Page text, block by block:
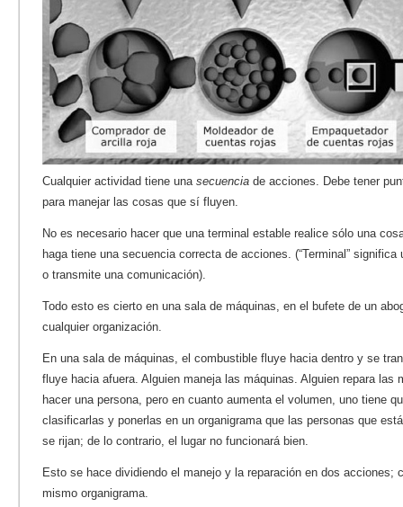
Cualquier actividad tiene una secuencia de acciones. Debe tener
para manejar las cosas que sí fluyen.
No es necesario hacer que una terminal estable realice sólo una
haga tiene una secuencia correcta de acciones. (“Terminal”
o transmite una comunicación).
Todo esto es cierto en una sala de máquinas, en el bufete de un
cualquier organización.
En una sala de máquinas, el combustible fluye hacia dentro y se
fluye hacia afuera. Alguien maneja las máquinas. Alguien repara las
hacer una persona, pero en cuanto aumenta el volumen, uno tiene
clasificarlas y ponerlas en un organigrama que las personas que
se rijan; de lo contrario, el lugar no funcionará bien.
Esto se hace dividiendo el manejo y la reparación en dos acciones;
mismo organigrama.